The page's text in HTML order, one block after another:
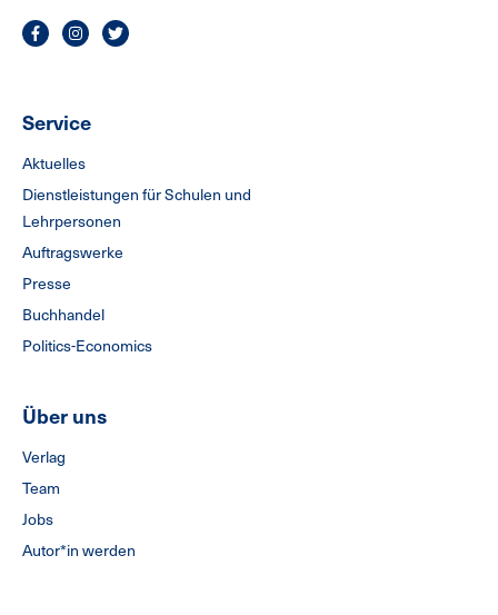
Service
Aktuelles
Dienstleistungen für Schulen und
Lehrpersonen
Auftragswerke
Presse
Buchhandel
Politics-Economics
Über uns
Verlag
Team
Jobs
Autor*in werden